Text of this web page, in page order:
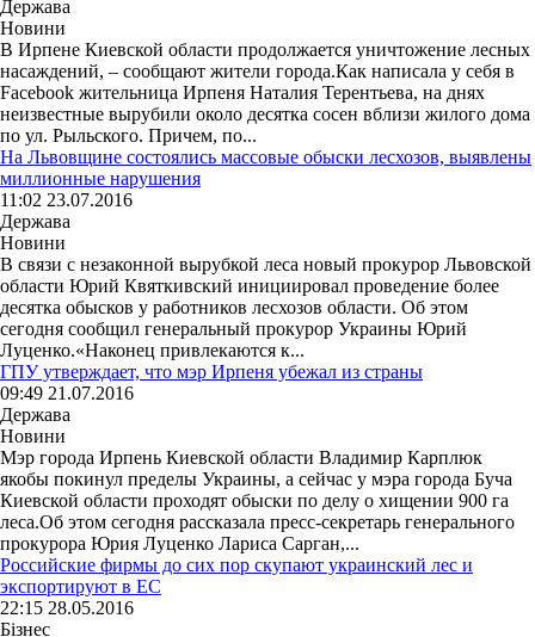
Держава
Новини
В Ирпене Киевской области продолжается уничтожение лесных
насаждений, – сообщают жители города.Как написала у себя в
Facebook жительница Ирпеня Наталия Терентьева, на днях
неизвестные вырубили около десятка сосен вблизи жилого дома
по ул. Рыльского. Причем, по...
На Львовщине состоялись массовые обыски лесхозов, выявлены
миллионные нарушения
11:02 23.07.2016
Держава
Новини
В связи с незаконной вырубкой леса новый прокурор Львовской
области Юрий Квяткивский инициировал проведение более
десятка обысков у работников лесхозов области. Об этом
сегодня сообщил генеральный прокурор Украины Юрий
Луценко.«Наконец привлекаются к...
ГПУ утверждает, что мэр Ирпеня убежал из страны
09:49 21.07.2016
Держава
Новини
Мэр города Ирпень Киевской области Владимир Карплюк
якобы покинул пределы Украины, а сейчас у мэра города Буча
Киевской области проходят обыски по делу о хищении 900 га
леса.Об этом сегодня рассказала пресс-секретарь генерального
прокурора Юрия Луценко Лариса Сарган,...
Российские фирмы до сих пор скупают украинский лес и
экспортируют в ЕС
22:15 28.05.2016
Бізнес